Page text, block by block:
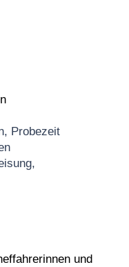
Probezeit
und